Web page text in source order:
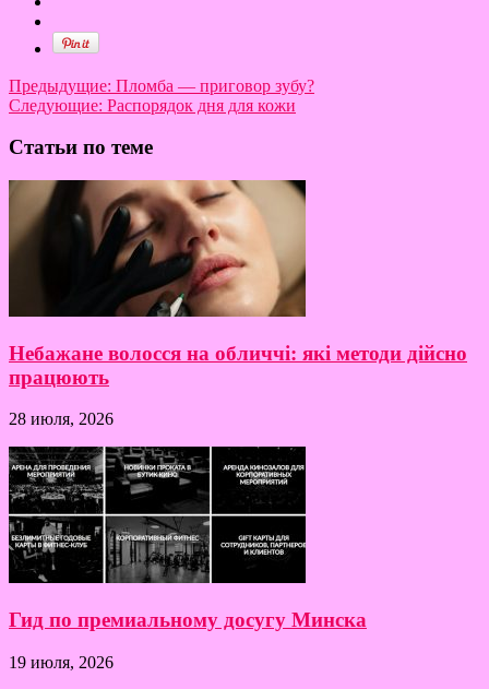
Предыдущие: Пломба — приговор зубу?
Следующие: Распорядок дня для кожи
Статьи по теме
Небажане волосся на обличчі: які методи дійсно
працюють
28 июля, 2026
Гид по премиальному досугу Минска
19 июля, 2026